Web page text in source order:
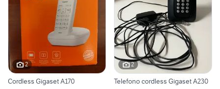
2
Cordless Gigaset A170
2
Telefono cordless Gigaset A230